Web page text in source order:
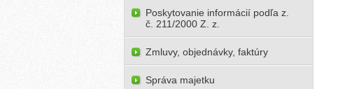
Poskytovanie informácií podľa z.
č. 211/2000 Z. z.
Zmluvy, objednávky, faktúry
Správa majetku